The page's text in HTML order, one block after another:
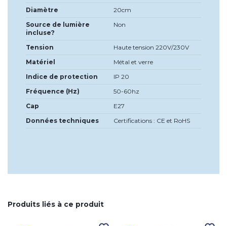
Diamètre
20cm
Source de lumière
incluse?
Non
Tension
Haute tension 220V/230V
Matériel
Métal et verre
Indice de protection
IP 20
Fréquence (Hz)
50-60hz
Cap
E27
Données techniques
Certifications : CE et RoHS
Produits liés à ce produit